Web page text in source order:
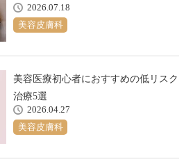
2026.07.18
美容皮膚科
美容医療初心者におすすめの低リスク
治療5選
2026.04.27
美容皮膚科